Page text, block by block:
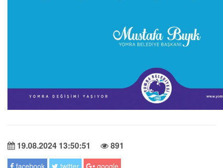
19.08.2024 13:50:51 891
facebook twitter google